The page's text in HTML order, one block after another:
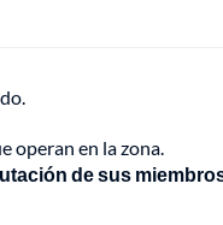
operan en la zona.
de sus